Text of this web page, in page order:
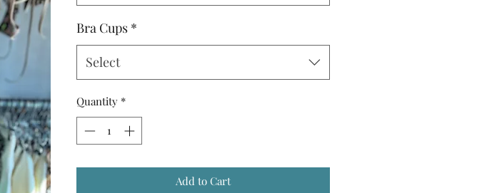
Bra Cups *
Select
Quantity *
Add to Cart